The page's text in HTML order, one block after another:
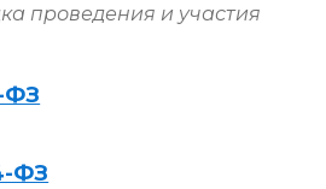
проведения и участия
ФЗ
ФЗ